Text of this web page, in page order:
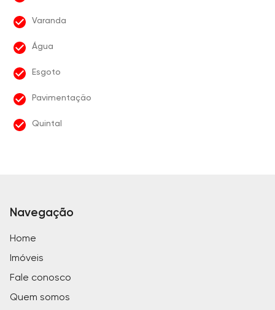
Varanda
Água
Esgoto
Pavimentação
Quintal
Navegação
Home
Imóveis
Fale conosco
Quem somos